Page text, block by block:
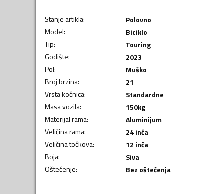
Stanje artikla:
Polovno
Model:
Biciklo
Tip:
Touring
Godište:
2023
Pol:
Muško
Broj brzina:
21
Vrsta kočnica:
Standardne
Masa vozila: 150kg
Materijal rama:
Aluminijum
Veličina rama:
24 inča
Veličina točkova:
12 inča
Boja:
Siva
Oštećenje: Bez oštećenja